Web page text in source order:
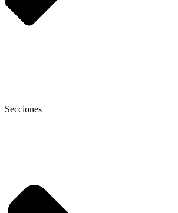
Secciones